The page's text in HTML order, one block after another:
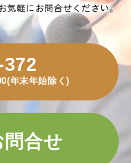
年末年始除く)
問合せ